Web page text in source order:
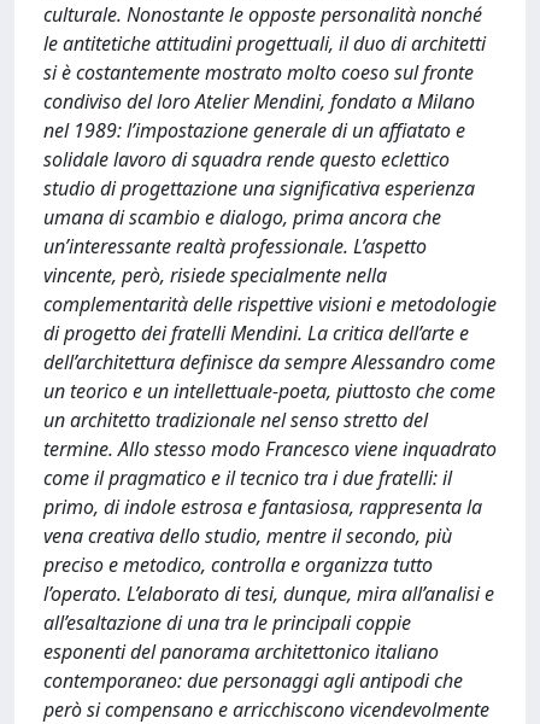
culturale. Nonostante le opposte personalità nonché
le antitetiche attitudini progettuali, il duo di architetti
si è costantemente mostrato molto coeso sul fronte
condiviso del loro Atelier Mendini, fondato a Milano
nel 1989: l’impostazione generale di un affiatato e
solidale lavoro di squadra rende questo eclettico
studio di progettazione una significativa esperienza
umana di scambio e dialogo, prima ancora che
un’interessante realtà professionale. L’aspetto
vincente, però, risiede specialmente nella
complementarità delle rispettive visioni e metodologie
di progetto dei fratelli Mendini. La critica dell’arte e
dell’architettura definisce da sempre Alessandro come
un teorico e un intellettuale-poeta, piuttosto che come
un architetto tradizionale nel senso stretto del
termine. Allo stesso modo Francesco viene inquadrato
come il pragmatico e il tecnico tra i due fratelli: il
primo, di indole estrosa e fantasiosa, rappresenta la
vena creativa dello studio, mentre il secondo, più
preciso e metodico, controlla e organizza tutto
l’operato. L’elaborato di tesi, dunque, mira all’analisi e
all’esaltazione di una tra le principali coppie
esponenti del panorama architettonico italiano
contemporaneo: due personaggi agli antipodi che
però si compensano e arricchiscono vicendevolmente